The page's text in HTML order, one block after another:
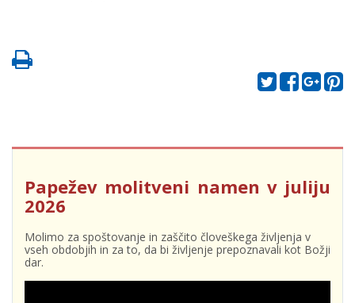
Papežev molitveni namen v juliju
2026
Molimo za spoštovanje in zaščito človeškega življenja v
vseh obdobjih in za to, da bi življenje prepoznavali kot Božji
dar.